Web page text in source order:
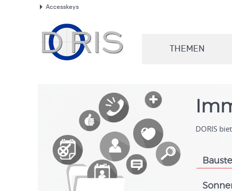
Accesskeys
THEMEN
DORIS